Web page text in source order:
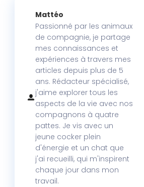
Mattéo
Passionné par les animaux
de compagnie, je partage
mes connaissances et
expériences à travers mes
articles depuis plus de 5
ans. Rédacteur spécialisé,
j'aime explorer tous les
aspects de la vie avec nos
compagnons à quatre
pattes. Je vis avec un
jeune cocker plein
d'énergie et un chat que
j'ai recueilli, qui m'inspirent
chaque jour dans mon
travail.